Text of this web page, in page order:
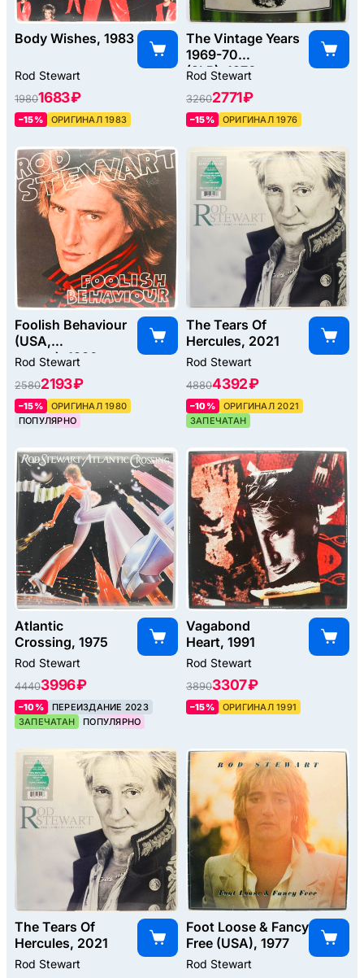
Body Wishes, 1983
Rod Stewart
19801683 ₽
–15% ОРИГИНАЛ 1983
The Vintage Years
1969-70
(2LP), 1976
Rod Stewart
32602771 ₽
–15% ОРИГИНАЛ 1976
Foolish Behaviour
(USA,
poster), 1980
Rod Stewart
25802193 ₽
–15%
ОРИГИНАЛ 1980
ПОПУЛЯРНО
The Tears Of
Hercules, 2021
Rod Stewart
48804392 ₽
–10%
ОРИГИНАЛ 2021
ЗАПЕЧАТАН
Atlantic
Crossing, 1975
Rod Stewart
44403996 ₽
–10%
ПЕРЕИЗДАНИЕ 2023
ЗАПЕЧАТАН
ПОПУЛЯРНО
Vagabond
Heart, 1991
Rod Stewart
38903307 ₽
–15% ОРИГИНАЛ 1991
The Tears Of
Hercules, 2021
Rod Stewart
Foot Loose & Fancy
Free (USA), 1977
Rod Stewart